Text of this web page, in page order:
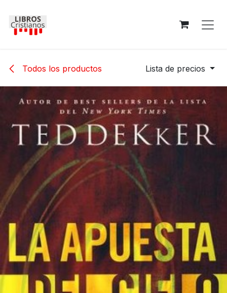
Todos los productos Lista de precios